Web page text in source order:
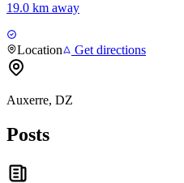
19.0 km away
Location Get directions
Auxerre, DZ
Posts